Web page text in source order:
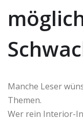
Manche Leser
Themen.
Wer rein Interior-